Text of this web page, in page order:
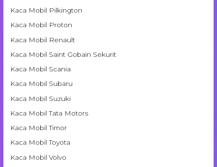
Kaca Mobil Pilkington
Kaca Mobil Proton
Kaca Mobil Renault
Kaca Mobil Saint Gobain Sekurit
Kaca Mobil Scania
Kaca Mobil Subaru
Kaca Mobil Suzuki
Kaca Mobil Tata Motors
Kaca Mobil Timor
Kaca Mobil Toyota
Kaca Mobil Volvo